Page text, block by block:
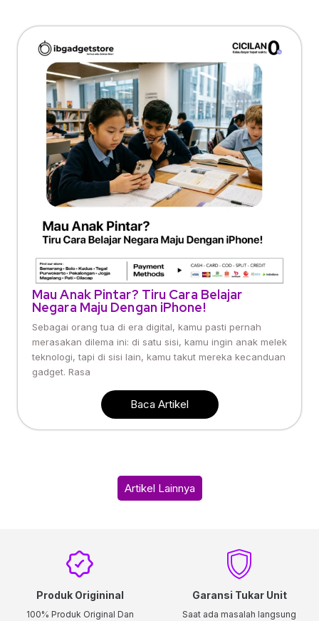
Mau Anak Pintar? Tiru Cara Belajar
Negara Maju Dengan iPhone!
Sebagai orang tua di era digital, kamu pasti pernah
merasakan dilema ini: di satu sisi, kamu ingin anak melek
teknologi, tapi di sisi lain, kamu takut mereka kecanduan
gadget. Rasa
Baca Artikel
Artikel Lainnya
Produk Origininal
100% Produk Original Dan
Garansi Tukar Unit
Saat ada masalah langsung